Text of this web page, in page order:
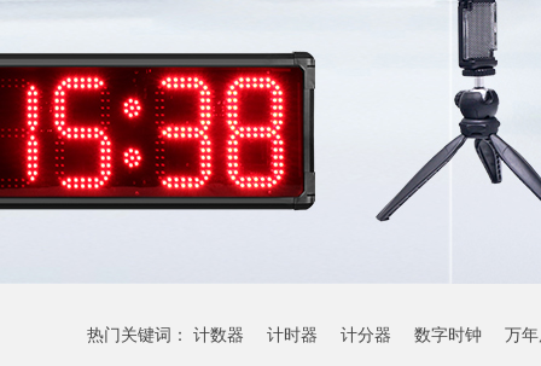
热门关键词： 计数器 计时器 计分器 数字时钟 万